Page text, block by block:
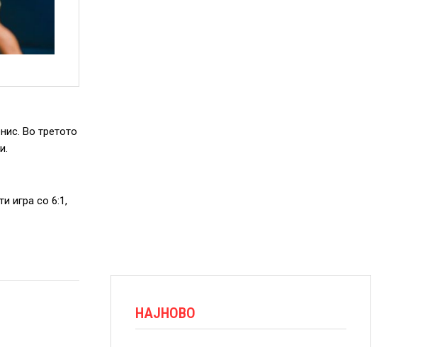
Во третото
игра со 6:1,
НАЈНОВО